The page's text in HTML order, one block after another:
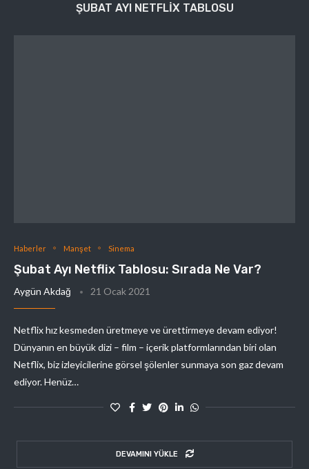
ŞUBAT AYI NETFLIX TABLOSU
Haberler Manşet Sinema
Şubat Ayı Netflix Tablosu: Sırada Ne Var?
Aygün Akdağ 21 Ocak 2021
Netflix hız kesmeden üretmeye ve ürettirmeye devam ediyor!
Dünyanın en büyük dizi – film – içerik platformlarından biri olan
Netflix, biz izleyicilerine görsel şölenler sunmaya son gaz devam
ediyor. Henüz…
DEVAMINI YÜKLE